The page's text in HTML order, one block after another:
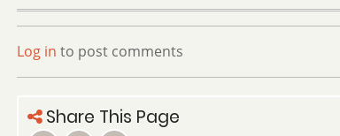
Log in to post comments
Share This Page